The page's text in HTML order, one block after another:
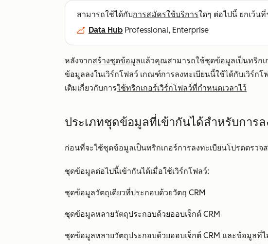
สามารถใช้ได้กับการสมัครใช้บริการใดๆ ต่อไปนี้ ยกเว้นที่
Data Hub Professional, Enterprise
หลังจากสร้างชุดข้อมูลแล้วคุณสามารถใช้ชุดข้อมูลเป็นทริกเ
ข้อมูลลงในเวิร์กโฟลว์ เกณฑ์การลงทะเบียนนี้ใช้ได้กับเวิร์ก
เติมเกี่ยวกับการใช้ทริกเกอร์เวิร์กโฟลว์ที่กำหนดเวลาไว้
ประเภทชุดข้อมูลที่เข้ากันได้สำหรับการล
ก่อนที่จะใช้ชุดข้อมูลเป็นทริกเกอร์การลงทะเบียนโปรดตรว
ชุดข้อมูลต่อไปนี้เข้ากันได้เมื่อใช้เวิร์กโฟลว์:
ชุดข้อมูลวัตถุเดียวที่ประกอบด้วยวัตถุ CRM
ชุดข้อมูลหลายวัตถุประกอบด้วยออบเจ็กต์ CRM
ชุดข้อมูลหลายวัตถุประกอบด้วยออบเจ็กต์ CRM และข้อมูลที่